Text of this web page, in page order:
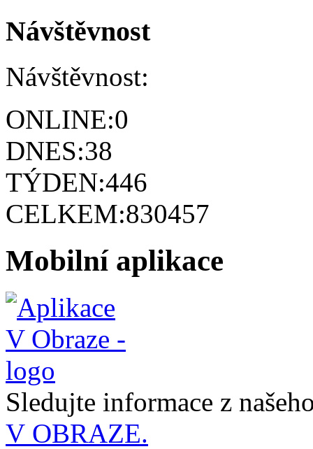
Návštěvnost
Návštěvnost:
ONLINE:0
DNES:38
TÝDEN:446
CELKEM:830457
Mobilní aplikace
Sledujte informace z
V OBRAZE.